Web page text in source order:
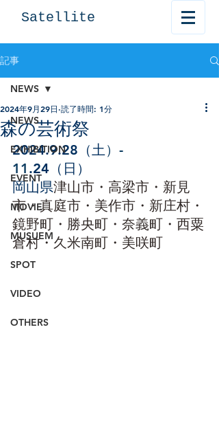
Satellite
記事
NEWS
EXHIBITION
EVENT
MOVIE
MUSUEM
SPOT
VIDEO
OTHERS
NEWS
森の芸術祭
2024年9月29日 読了時間: 1分
2024.9.28（土）-
11 .24（日）
岡山県津山市 ・ 高梁市 ・ 新見
市・真庭市 ・ 美作市 ・ 新庄村 ・
鏡野町 ・ 勝央町 ・ 奈義町 ・ 西粟
倉村・久米南町 ・ 美咲町